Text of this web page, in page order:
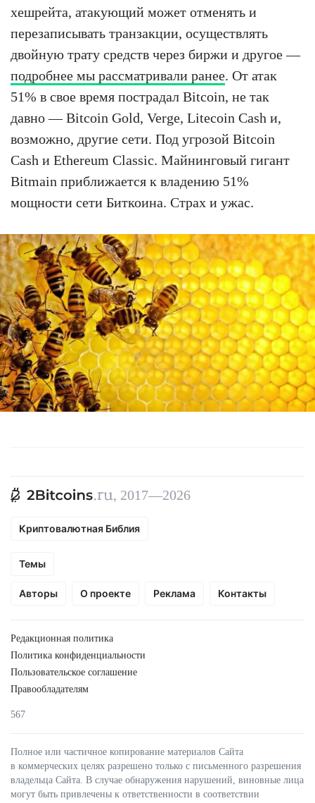
хешрейта, атакующий может отменять и
перезаписывать транзакции, осуществлять
двойную трату средств через биржи и другое —
подробнее мы рассматривали ранее. От атак
51% в свое время пострадал Bitcoin, не так
давно — Bitcoin Gold, Verge, Litecoin Cash и,
возможно, другие сети. Под угрозой Bitcoin
Cash и Ethereum Classic. Майнинговый гигант
Bitmain приближается к владению 51%
мощности сети Биткоина. Страх и ужас.
, 2017—2026
Криптовалютная Библия
Темы
Авторы О проекте Реклама Контакты
Редакционная политика
Политика конфиденциальности
Пользовательское соглашение
Правообладателям
567
Полное или частичное копирование материалов Сайта
в коммерческих целях разрешено только с письменного разрешения
владельца Сайта. В случае обнаружения нарушений, виновные лица
могут быть привлечены к ответственности в соответствии